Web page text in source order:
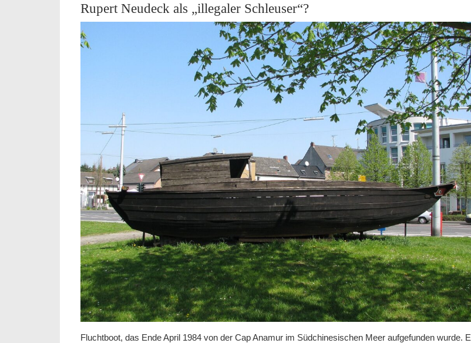
Rupert Neudeck als „illegaler Schleuser“?
Fluchtboot, das Ende April 1984 von der Cap Anamur im Südchinesischen Meer aufgefunden wurde.